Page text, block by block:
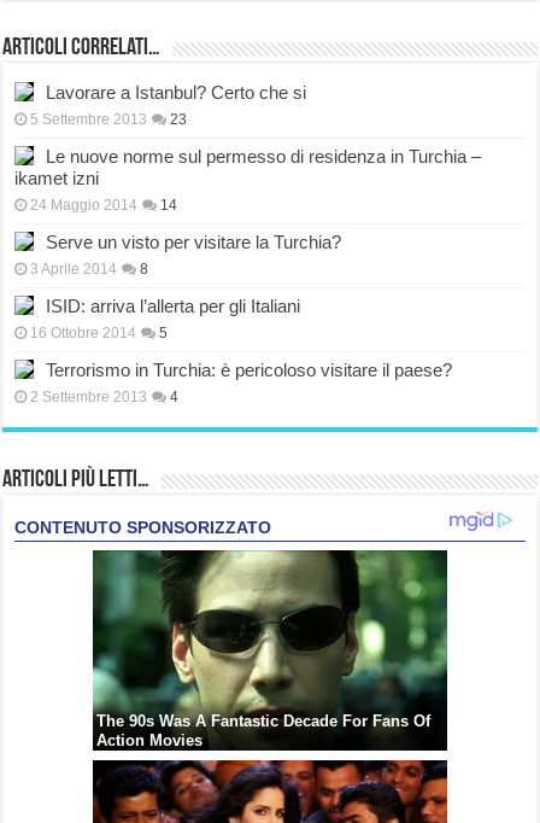
Articoli correlati…
Lavorare a Istanbul? Certo che si
5 Settembre 2013 23
Le nuove norme sul permesso di residenza in Turchia –
ikamet izni
24 Maggio 2014 14
Serve un visto per visitare la Turchia?
3 Aprile 2014 8
ISID: arriva l’allerta per gli Italiani
16 Ottobre 2014 5
Terrorismo in Turchia: è pericoloso visitare il paese?
2 Settembre 2013 4
Articoli più Letti…